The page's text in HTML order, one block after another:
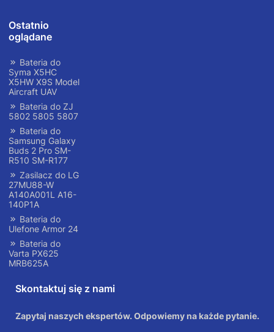
Ostatnio
oglądane
Bateria do
Syma X5HC
X5HW X9S Model
Aircraft UAV
Bateria do ZJ
5802 5805 5807
Bateria do
Samsung Galaxy
Buds 2 Pro SM-
R510 SM-R177
Zasilacz do LG
27MU88-W
A140A001L A16-
140P1A
Bateria do
Ulefone Armor 24
Bateria do
Varta PX625
MRB625A
Skontaktuj się z nami
Zapytaj naszych ekspertów. Odpowiemy na każde pytanie.